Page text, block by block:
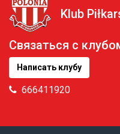
Klub
Связаться с
Написать клубу
666411920